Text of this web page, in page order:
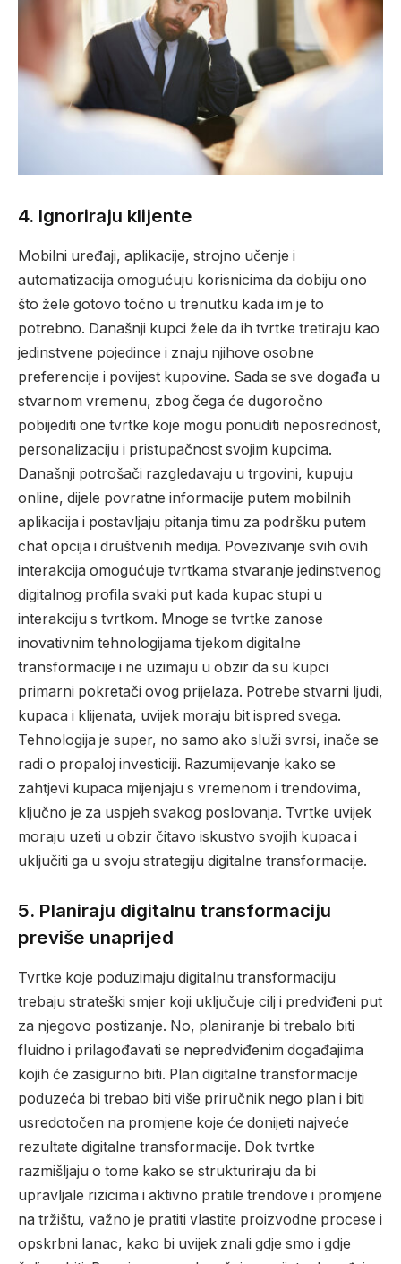
4. Ignoriraju klijente
Mobilni uređaji, aplikacije, strojno učenje i
automatizacija omogućuju korisnicima da dobiju ono
što žele gotovo točno u trenutku kada im je to
potrebno. Današnji kupci žele da ih tvrtke tretiraju kao
jedinstvene pojedince i znaju njihove osobne
preferencije i povijest kupovine. Sada se sve događa u
stvarnom vremenu, zbog čega će dugoročno
pobijediti one tvrtke koje mogu ponuditi neposrednost,
personalizaciju i pristupačnost svojim kupcima.
Današnji potrošači razgledavaju u trgovini, kupuju
online, dijele povratne informacije putem mobilnih
aplikacija i postavljaju pitanja timu za podršku putem
chat opcija i društvenih medija. Povezivanje svih ovih
interakcija omogućuje tvrtkama stvaranje jedinstvenog
digitalnog profila svaki put kada kupac stupi u
interakciju s tvrtkom. Mnoge se tvrtke zanose
inovativnim tehnologijama tijekom digitalne
transformacije i ne uzimaju u obzir da su kupci
primarni pokretači ovog prijelaza. Potrebe stvarni ljudi,
kupaca i klijenata, uvijek moraju bit ispred svega.
Tehnologija je super, no samo ako služi svrsi, inače se
radi o propaloj investiciji. Razumijevanje kako se
zahtjevi kupaca mijenjaju s vremenom i trendovima,
ključno je za uspjeh svakog poslovanja. Tvrtke uvijek
moraju uzeti u obzir čitavo iskustvo svojih kupaca i
uključiti ga u svoju strategiju digitalne transformacije.
5. Planiraju digitalnu transformaciju
previše unaprijed
Tvrtke koje poduzimaju digitalnu transformaciju
trebaju strateški smjer koji uključuje cilj i predviđeni put
za njegovo postizanje. No, planiranje bi trebalo biti
fluidno i prilagođavati se nepredviđenim događajima
kojih će zasigurno biti. Plan digitalne transformacije
poduzeća bi trebao biti više priručnik nego plan i biti
usredotočen na promjene koje će donijeti najveće
rezultate digitalne transformacije. Dok tvrtke
razmišljaju o tome kako se strukturiraju da bi
upravljale rizicima i aktivno pratile trendove i promjene
na tržištu, važno je pratiti vlastite proizvodne procese i
opskrbni lanac, kako bi uvijek znali gdje smo i gdje